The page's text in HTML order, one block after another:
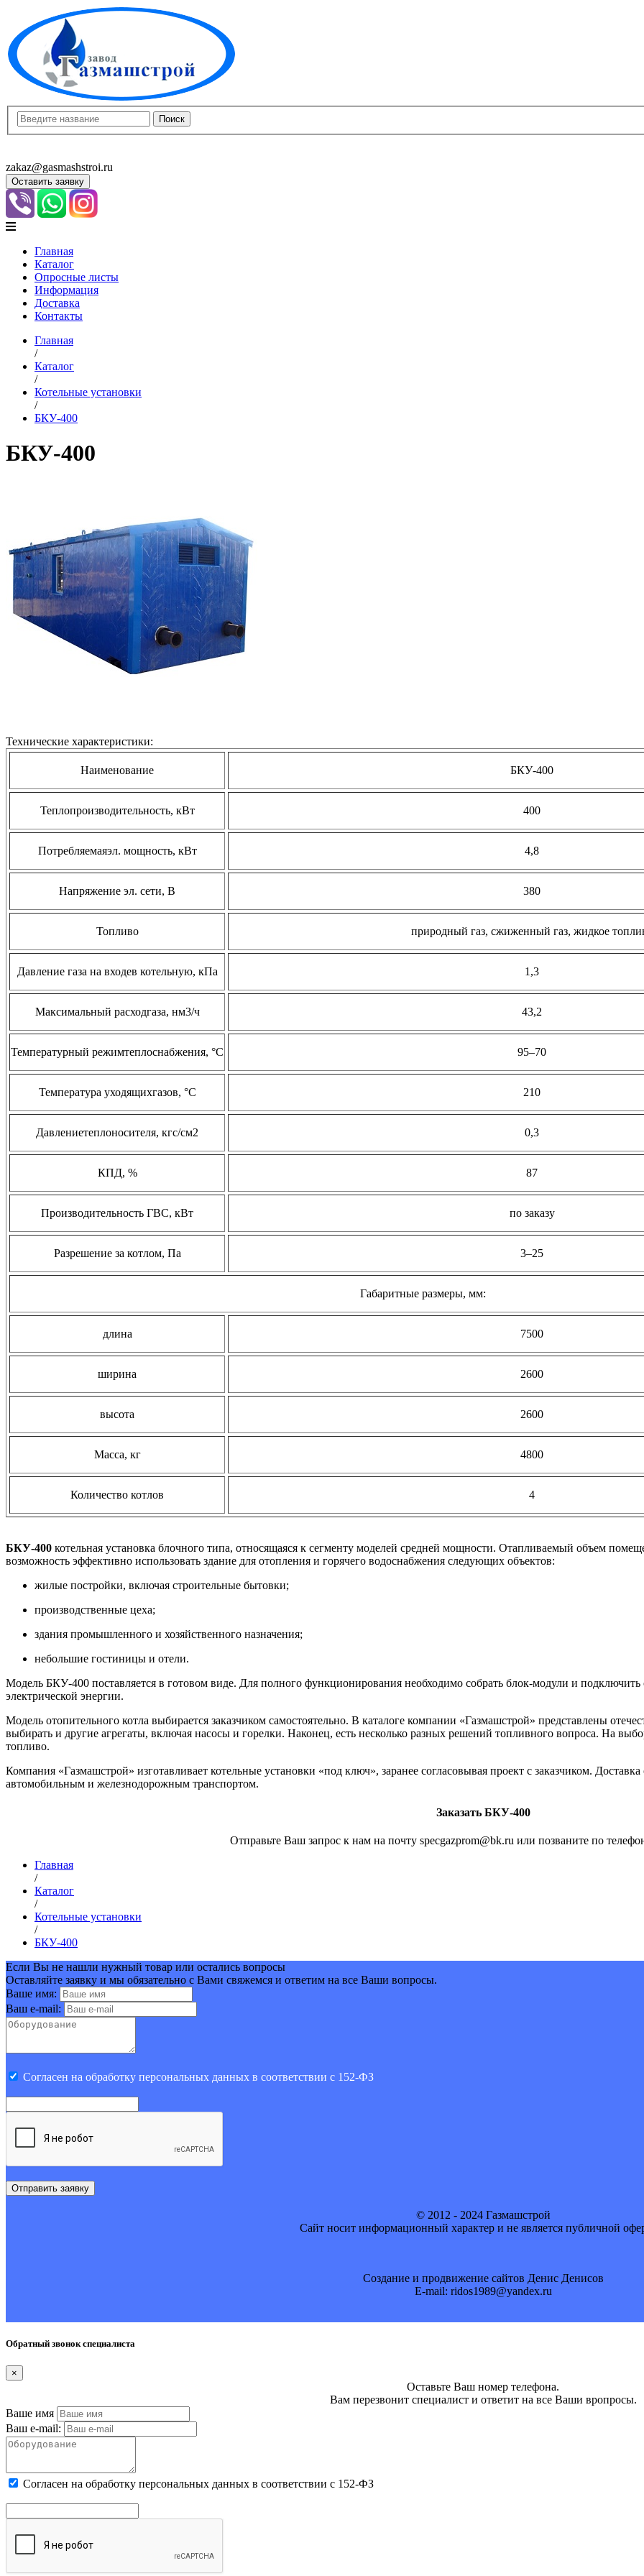
zakaz@gasmashstroi.ru
Оставить заявку
Главная
Каталог
Опросные листы
Информация
Доставка
Контакты
Главная
/
Каталог
/
Котельные установки
/
БКУ-400
БКУ-400
Технические характеристики:
Наименование БКУ-400
Теплопроизводительность, кВт 400
Потребляемаяэл. мощность, кВт 4,8
Напряжение эл. сети, В 380
Топливо природный газ, сжиженный газ, жидкое
Давление газа на входев котельную, кПа 1,3
Максимальный расходгаза, нм3/ч 43,2
Температурный режимтеплоснабжения, °С 95–70
Температура уходящихгазов, °С 210
Давлениетеплоносителя, кгс/см2 0,3
КПД, % 87
Производительность ГВС, кВт по заказу
Разрешение за котлом, Па 3–25
Габаритные размеры, мм:
длина 7500
ширина 2600
высота 2600
Масса, кг 4800
Количество котлов 4
БКУ-400 котельная установка блочного типа, относящаяся к сегменту моделей средней мощности. Отапливаемый объем
возможность эффективно использовать здание для отопления и горячего водоснабжения следующих объектов:
жилые постройки, включая строительные бытовки;
производственные цеха;
здания промышленного и хозяйственного назначения;
небольшие гостиницы и отели.
Модель БКУ-400 поставляется в готовом виде. Для полного функционирования необходимо собрать блок-модули и
электрической энергии.
Модель отопительного котла выбирается заказчиком самостоятельно. В каталоге компании «Газмашстрой» представлены
выбирать и другие агрегаты, включая насосы и горелки. Наконец, есть несколько разных решений топливного вопроса. На
топливо.
Компания «Газмашстрой» изготавливает котельные установки «под ключ», заранее согласовывая проект с заказчиком.
автомобильным и железнодорожным транспортом.
Заказать БКУ-400
Отправьте Ваш запрос к нам на почту specgazprom@bk.ru или позваните по
Главная
/
Каталог
/
Котельные установки
/
БКУ-400
Если Вы не нашли нужный товар или остались вопросы
Оставляйте заявку и мы обязательно с Вами свяжемся и ответим на все Ваши вопросы.
Ваше имя:
Ваш e-mail:
Cогласен на обработку персональных данных в соответствии с 152-ФЗ
Отправить заявку
© 2012 - 2024 Газмашстрой
Cайт носит информационный характер и не является публичной
Создание и продвижение сайтов Денис Денисов
E-mail: ridos1989@yandex.ru
Обратный звонок специалиста
×
Оставьте Ваш номер телефона.
Вам перезвонит специалист и ответит на все Ваши вропросы.
Ваше имя
Ваш e-mail:
Cогласен на обработку персональных данных в соответствии с 152-ФЗ